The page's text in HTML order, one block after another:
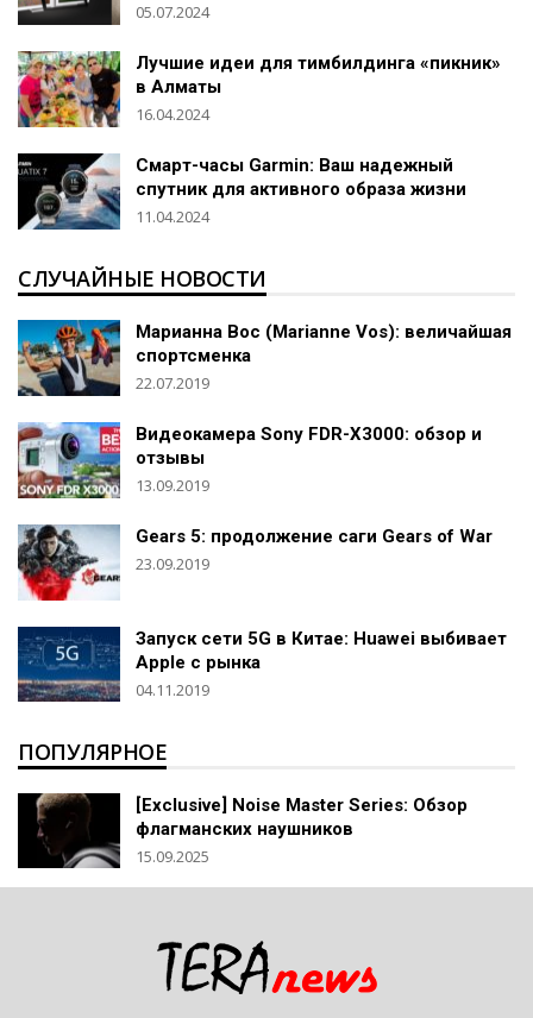
05.07.2024
Лучшие идеи для тимбилдинга «пикник»
в Алматы
16.04.2024
Смарт-часы Garmin: Ваш надежный
спутник для активного образа жизни
11.04.2024
СЛУЧАЙНЫЕ НОВОСТИ
Марианна Вос (Marianne Vos): величайшая
спортсменка
22.07.2019
Видеокамера Sony FDR-X3000: обзор и
отзывы
13.09.2019
Gears 5: продолжение саги Gears of War
23.09.2019
Запуск сети 5G в Китае: Huawei выбивает
Apple с рынка
04.11.2019
ПОПУЛЯРНОЕ
[Exclusive] Noise Master Series: Обзор
флагманских наушников
15.09.2025